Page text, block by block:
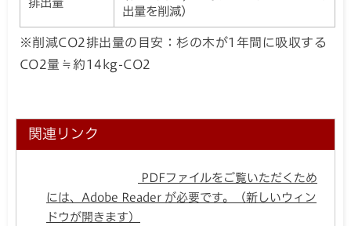
出量を削減）
※削減CO2排出量の目安：杉の木が1年間に吸収する
CO2量≒約14kg-CO2
関連リンク
PDFファイルをご覧いただくため
には、Adobe Reader が必要です。（新しいウィン
ドウが開きます）